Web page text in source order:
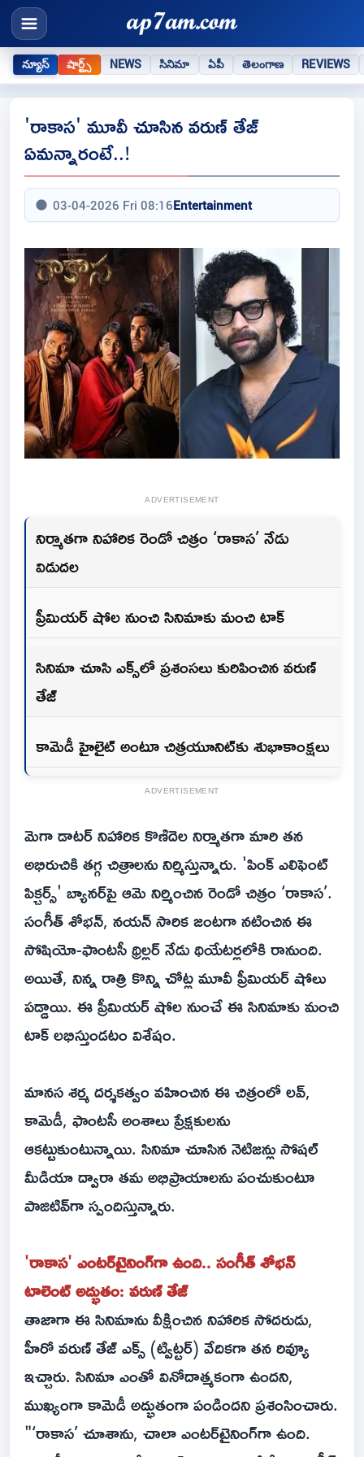
న్యూస్ షార్ట్స్ NEWS సినిమా ఏపీ తెలంగాణ REVIEWS
'రాకాస' మూవీ చూసిన‌ వ‌రుణ్ తేజ్
ఏమ‌న్నారంటే..!
03-04-2026 Fri 08:16Entertainment
ADVERTISEMENT
నిర్మాతగా నిహారిక రెండో చిత్రం ‘రాకాస’ నేడు
విడుదల
ప్రీమియర్ షోల నుంచి సినిమాకు మంచి టాక్
సినిమా చూసి ఎక్స్‌లో ప్రశంసలు కురిపించిన వరుణ్
తేజ్
కామెడీ హైలైట్ అంటూ చిత్రయూనిట్‌కు శుభాకాంక్షలు
ADVERTISEMENT
మెగా డాటర్ నిహారిక కొణిదెల నిర్మాతగా మారి తన
అభిరుచికి తగ్గ చిత్రాలను నిర్మిస్తున్నారు. 'పింక్ ఎలిఫెంట్
పిక్చర్స్' బ్యానర్‌పై ఆమె నిర్మించిన రెండో చిత్రం ‘రాకాస’.
సంగీత్ శోభన్, నయన్ సారిక జంటగా నటించిన ఈ
సోషియో-ఫాంటసీ థ్రిల్లర్ నేడు థియేటర్లలోకి రానుంది.
అయితే, నిన్న రాత్రి కొన్ని చోట్ల మూవీ ప్రీమియ‌ర్ షోలు
ప‌డ్డాయి. ఈ ప్రీమియర్ షోల నుంచే ఈ సినిమాకు మంచి
టాక్ లభిస్తుండటం విశేషం.
మానస శర్మ దర్శకత్వం వహించిన ఈ చిత్రంలో లవ్,
కామెడీ, ఫాంటసీ అంశాలు ప్రేక్షకులను
ఆకట్టుకుంటున్నాయి. సినిమా చూసిన నెటిజన్లు సోషల్
మీడియా ద్వారా తమ అభిప్రాయాలను పంచుకుంటూ
పాజిటివ్‌గా స్పందిస్తున్నారు.
'రాకాస' ఎంటర్‍టైనింగ్‍గా ఉంది.. సంగీత్ శోభన్
టాలెంట్ అద్భుతం: వరుణ్ తేజ్
తాజాగా ఈ సినిమాను వీక్షించిన నిహారిక సోదరుడు,
హీరో వరుణ్ తేజ్ ఎక్స్ (ట్విట్టర్) వేదికగా తన రివ్యూ
ఇచ్చారు. సినిమా ఎంతో వినోదాత్మకంగా ఉందని,
ముఖ్యంగా కామెడీ అద్భుతంగా పండిందని ప్రశంసించారు.
"‘రాకాస’ చూశాను, చాలా ఎంటర్‌టైనింగ్‌గా ఉంది.